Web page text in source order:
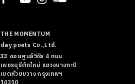
THE MOMENTUM
day poets Co.,Ltd.
33 ซอยศูนย์วิจัย 4 ถนน
เพชรบุรีตัดใหม่ แขวงบางกะปิ
เขตห้วยขวาง กรุงเทพฯ